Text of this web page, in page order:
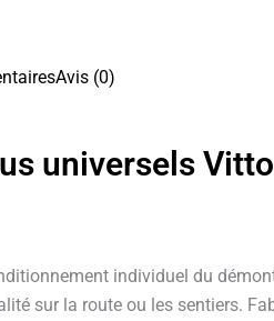
Avis (0)
universels
individuel du
sur la route ou les sentiers.